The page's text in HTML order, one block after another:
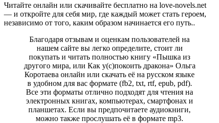
Читайте онлайн или скачивайте бесплатно на love-novels.net
— и откройте для себя мир, где каждый может стать героем,
независимо от того, каким образом начинается его путь..
Благодаря отзывам и оценкам пользователей на
нашем сайте вы легко определите, стоит ли
покупать и читать полностью книгу «Пышка из
другого мира, или Как у(с)покоить дракона» Ольга
Коротаева онлайн или скачать её на русском языке
в удобном для вас формате (fb2, txt, rtf, epub, pdf).
Все эти форматы отлично подходят для чтения на
электронных книгах, компьютерах, смартфонах и
планшетах. Если вы предпочитаете аудиокниги,
можно также прослушать её в формате mp3.